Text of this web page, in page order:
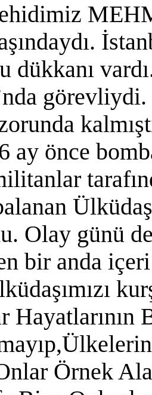
dükkanı
ay önce
Olay günü
bir anda
Hayatlarının
Örnek